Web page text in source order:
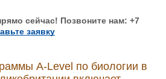
сейчас! Позвоните нам: +7
заявку
A-Level по биологии в